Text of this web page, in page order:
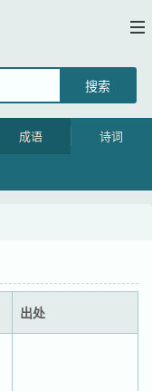
成语 诗词
出处